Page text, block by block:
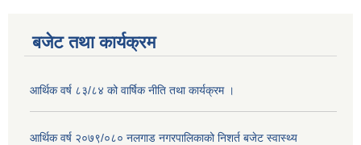
बजेट तथा कार्यक्रम
आर्थिक वर्ष ८३/८४ को वार्षिक नीति तथा कार्यक्रम ।
आर्थिक वर्ष २०७९/०८० नलगाड नगरपालिकाको निशर्त बजेट स्वास्थ्य